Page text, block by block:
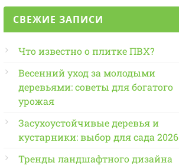
СВЕЖИЕ ЗАПИСИ
Что известно о плитке ПВХ?
Весенний уход за молодыми
деревьями: советы для богатого
урожая
Засухоустойчивые деревья и
кустарники: выбор для сада 2026
Тренды ландшафтного дизайна